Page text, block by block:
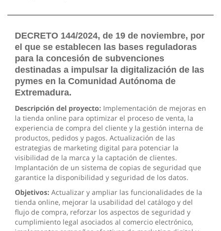
DECRETO 144/2024, de 19 de noviembre, por
el que se establecen las bases reguladoras
para la concesión de subvenciones
destinadas a impulsar la digitalización de las
pymes en la Comunidad Autónoma de
Extremadura.
Descripción del proyecto: Implementación de mejoras en
la tienda online para optimizar el proceso de venta, la
experiencia de compra del cliente y la gestión interna de
productos, pedidos y pagos. Actualización de las
estrategias de marketing digital para potenciar la
visibilidad de la marca y la captación de clientes.
Implantación de un sistema de copias de seguridad que
garantice la disponibilidad y seguridad de los datos.
Objetivos: Actualizar y ampliar las funcionalidades de la
tienda online, mejorar la usabilidad del catálogo y del
flujo de compra, reforzar los aspectos de seguridad y
cumplimiento legal asociados al comercio electrónico,